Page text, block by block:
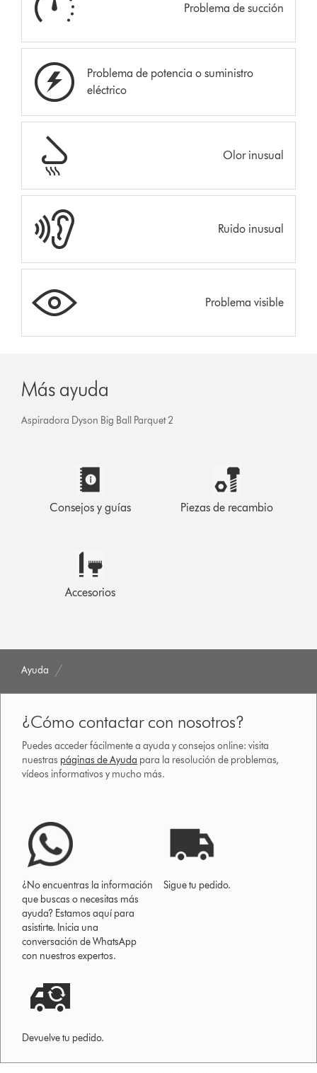
Problema de succión
Problema de potencia o suministro
eléctrico
Olor inusual
Ruido inusual
Problema visible
Más ayuda
Aspiradora Dyson Big Ball Parquet 2
Consejos y guías Piezas de recambio
Accesorios
Ayuda
¿Cómo contactar con nosotros?
Puedes acceder fácilmente a ayuda y consejos online: visita
nuestras páginas de Ayuda para la resolución de problemas,
vídeos informativos y mucho más.
¿No encuentras la información
que buscas o necesitas más
ayuda? Estamos aquí para
asistirte. Inicia una
conversación de WhatsApp
con nuestros expertos.
Sigue tu pedido.
Devuelve tu pedido.